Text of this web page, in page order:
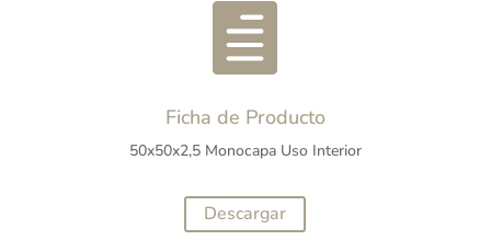

Ficha de Producto
50x50x2,5 Monocapa Uso Interior
Descargar